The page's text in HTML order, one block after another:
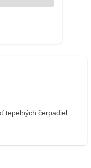
tepelných čerpadiel